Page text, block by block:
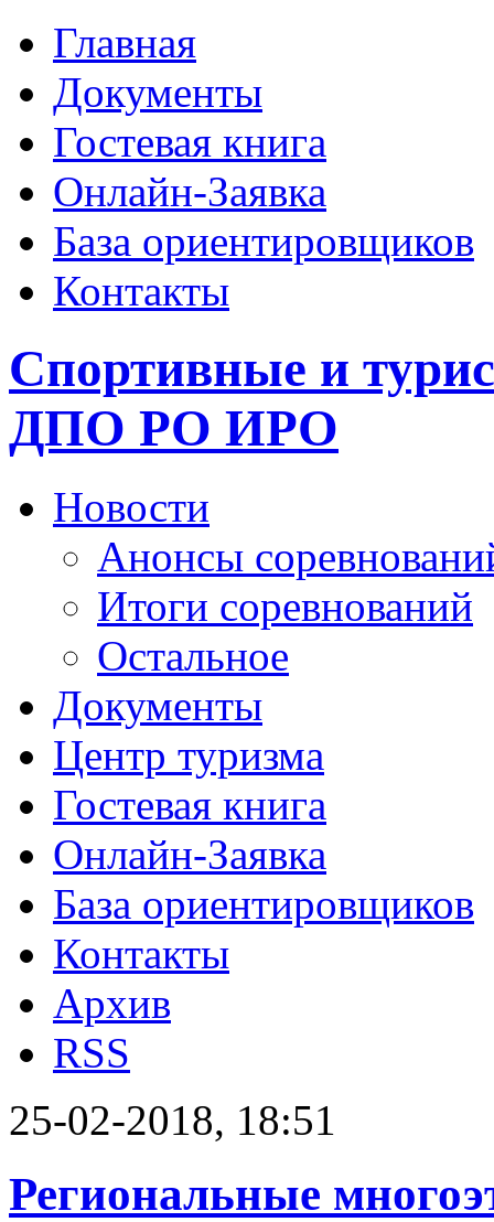
Главная
Документы
Гостевая книга
Онлайн-Заявка
База ориентировщиков
Контакты
Спортивные и
ДПО РО ИРО
Новости
Анонсы
Итоги соревнований
Остальное
Документы
Центр туризма
Гостевая книга
Онлайн-Заявка
База ориентировщиков
Контакты
Архив
RSS
25-02-2018, 18:51
Региональные